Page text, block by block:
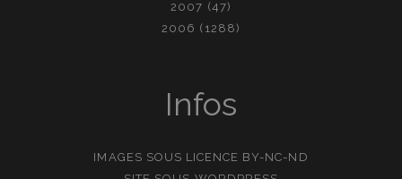
2007 (47)
2006 (1288)
Infos
IMAGES SOUS LICENCE BY-NC-ND